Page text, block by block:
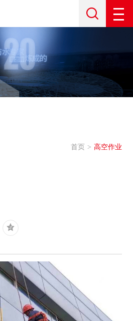
首页 高空作业